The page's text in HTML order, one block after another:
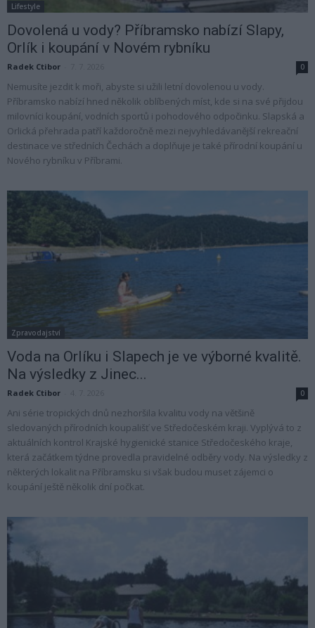
Lifestyle
Dovolená u vody? Příbramsko nabízí Slapy,
Orlík i koupání v Novém rybníku
Radek Ctibor 0
Nemusíte jezdit k moři, abyste si užili letní dovolenou u vody.
Příbramsko nabízí hned několik oblíbených míst, kde si na své přijdou
milovníci koupání, vodních sportů i pohodového odpočinku. Slapská a
Orlická přehrada patří každoročně mezi nejvyhledávanější rekreační
destinace ve středních Čechách a doplňuje je také přírodní koupání u
Nového rybníku v Příbrami.
Zpravodajství
Voda na Orlíku i Slapech je ve výborné kvalitě.
Na výsledky z Jinec...
Radek Ctibor 0
Ani série tropických dnů nezhoršila kvalitu vody na většině
sledovaných přírodních koupališť ve Středočeském kraji. Vyplývá to z
aktuálních kontrol Krajské hygienické stanice Středočeského kraje,
která začátkem týdne provedla pravidelné odběry vody. Na výsledky z
některých lokalit na Příbramsku si však budou muset zájemci o
koupání ještě několik dní počkat.